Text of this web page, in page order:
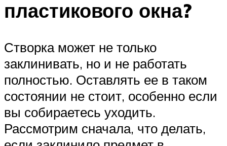
пластикового окна?
Створка может не только
заклинивать, но и не работать
полностью. Оставлять ее в таком
состоянии не стоит, особенно если
вы собираетесь уходить.
Рассмотрим сначала, что делать,